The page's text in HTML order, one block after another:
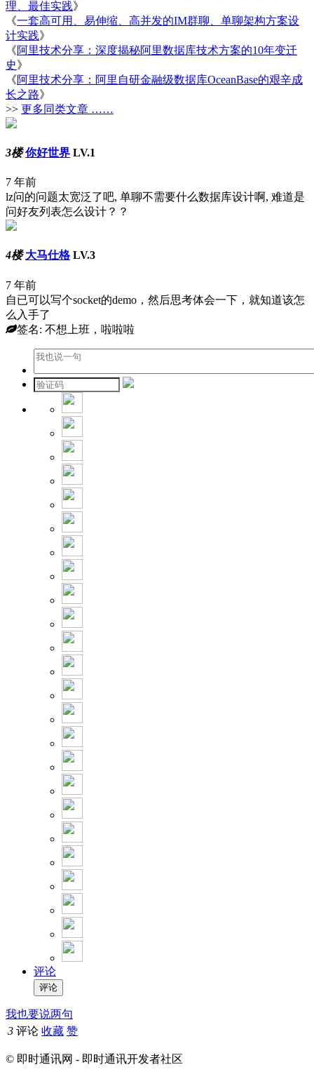
理、最佳实践》
《一套高可用、易伸缩、高并发的IM群聊、单聊架构方案设
计实践》
《阿里技术分享：深度揭秘阿里数据库技术方案的10年变迁
史》
《阿里技术分享：阿里自研金融级数据库OceanBase的艰辛成
长之路》
>> 更多同类文章 ……
3楼 你好世界 LV.1
7 年前
lz问的问题太宽泛了吧, 单聊不需要什么数据库设计啊, 难道是
问好友列表怎么设计？？
4楼 大马仕格 LV.3
7 年前
自已可以写个socket的demo，然后思考体会一下，就知道该怎
么入手了
签名: 不想上班，啦啦啦
评论
我也要说两句
3 评论 收藏 赞
© 即时通讯网 - 即时通讯开发者社区